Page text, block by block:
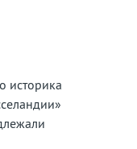
историка